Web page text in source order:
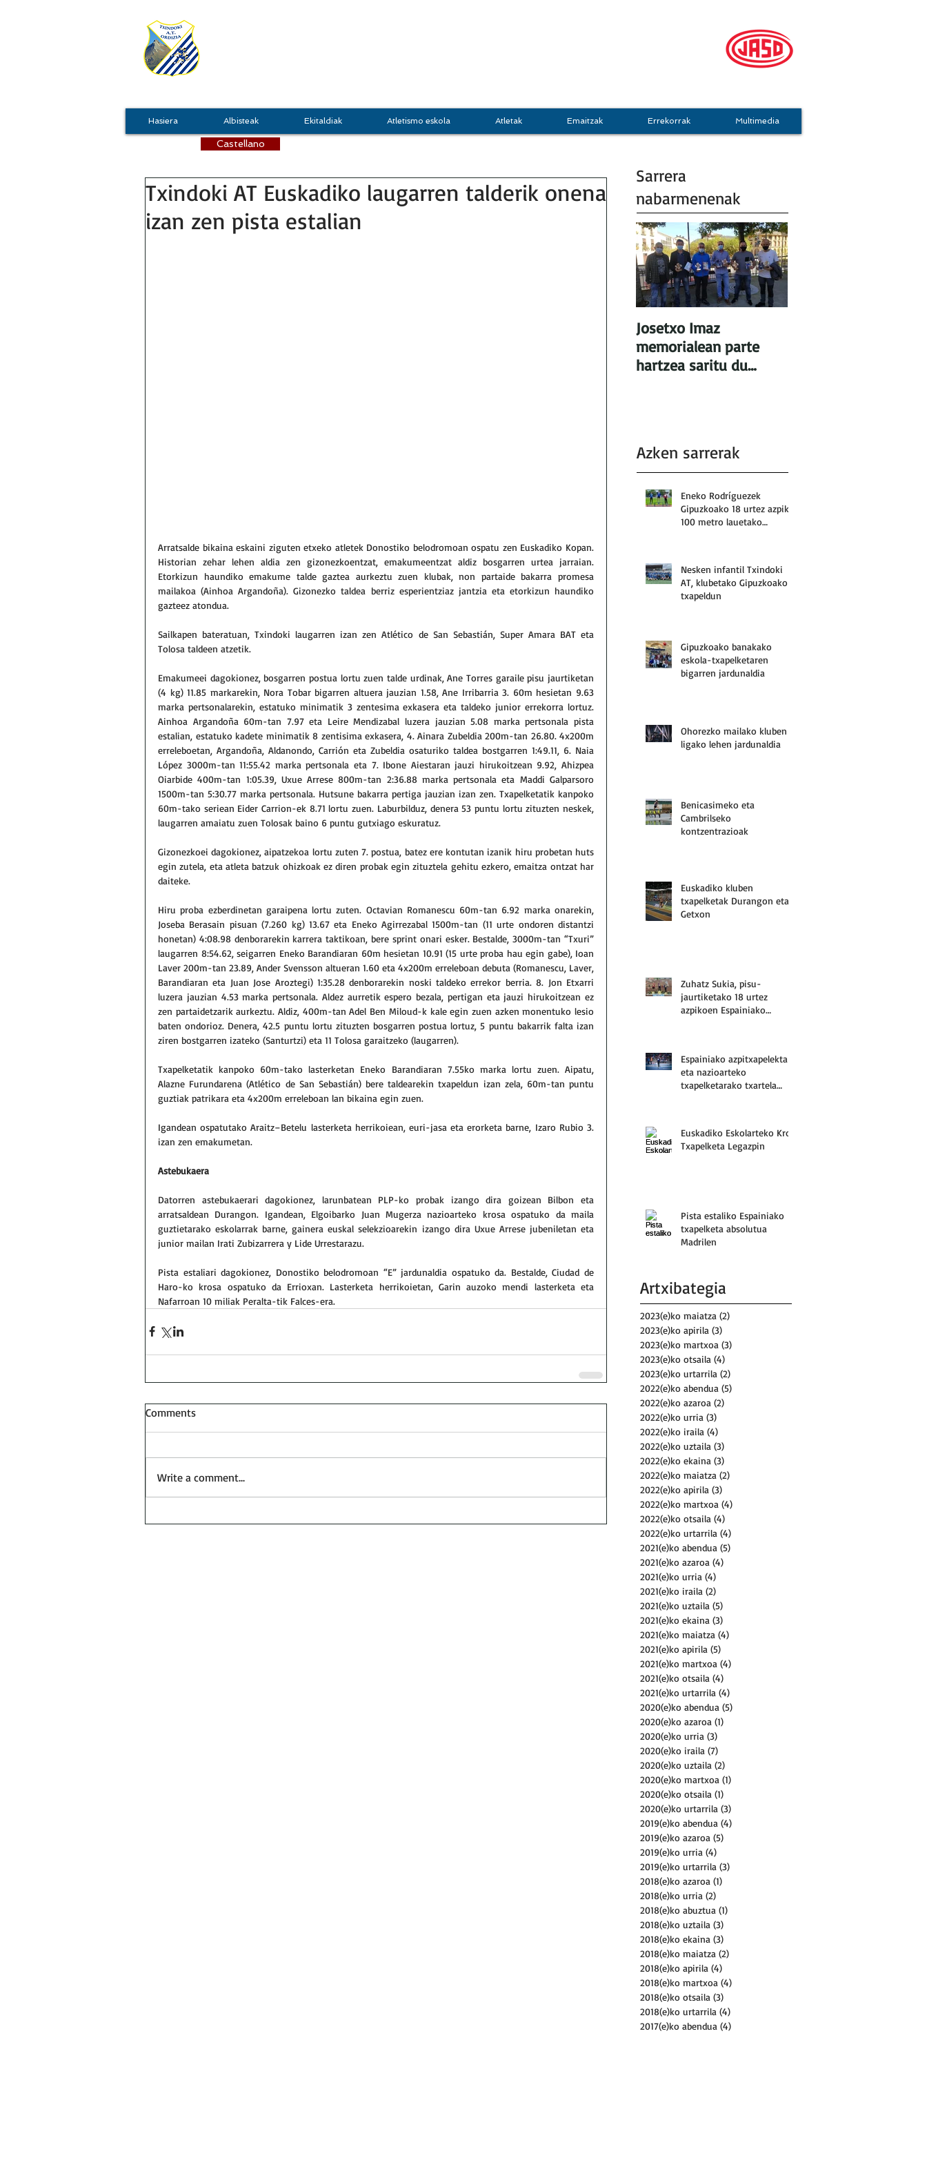
Castellano
Txindoki AT Euskadiko laugarren talderik onena
izan zen pista estalian
Arratsalde bikaina eskaini ziguten etxeko atletek Donostiko belodromoan ospatu zen Euskadiko Kopan.
Historian zehar lehen aldia zen gizonezkoentzat, emakumeentzat aldiz bosgarren urtea jarraian.
Etorkizun haundiko emakume talde gaztea aurkeztu zuen klubak, non partaide bakarra promesa
mailakoa (Ainhoa Argandoña). Gizonezko taldea berriz esperientziaz jantzia eta etorkizun haundiko
gazteez atondua.
Sailkapen bateratuan, Txindoki laugarren izan zen Atlético de San Sebastián, Super Amara BAT eta
Tolosa taldeen atzetik.
Emakumeei dagokionez, bosgarren postua lortu zuen talde urdinak, Ane Torres garaile pisu jaurtiketan
(4 kg) 11.85 markarekin, Nora Tobar bigarren altuera jauzian 1.58, Ane Irribarria 3. 60m hesietan 9.63
marka pertsonalarekin, estatuko minimatik 3 zentesima exkasera eta taldeko junior errekorra lortuz.
Ainhoa Argandoña 60m-tan 7.97 eta Leire Mendizabal luzera jauzian 5.08 marka pertsonala pista
estalian, estatuko kadete minimatik 8 zentisima exkasera, 4. Ainara Zubeldia 200m-tan 26.80. 4x200m
erreleboetan, Argandoña, Aldanondo, Carrión eta Zubeldia osaturiko taldea bostgarren 1:49.11, 6. Naia
López 3000m-tan 11:55.42 marka pertsonala eta 7. Ibone Aiestaran jauzi hirukoitzean 9.92, Ahizpea
Oiarbide 400m-tan 1:05.39, Uxue Arrese 800m-tan 2:36.88 marka pertsonala eta Maddi Galparsoro
1500m-tan 5:30.77 marka pertsonala. Hutsune bakarra pertiga jauzian izan zen. Txapelketatik kanpoko
60m-tako seriean Eider Carrion-ek 8.71 lortu zuen. Laburbilduz, denera 53 puntu lortu zituzten neskek,
laugarren amaiatu zuen Tolosak baino 6 puntu gutxiago eskuratuz.
Gizonezkoei dagokionez, aipatzekoa lortu zuten 7. postua, batez ere kontutan izanik hiru probetan huts
egin zutela, eta atleta batzuk ohizkoak ez diren probak egin zituztela gehitu ezkero, emaitza ontzat har
daiteke.
Hiru proba ezberdinetan garaipena lortu zuten. Octavian Romanescu 60m-tan 6.92 marka onarekin,
Joseba Berasain pisuan (7.260 kg) 13.67 eta Eneko Agirrezabal 1500m-tan (11 urte ondoren distantzi
honetan) 4:08.98 denborarekin karrera taktikoan, bere sprint onari esker. Bestalde, 3000m-tan “Txuri”
laugarren 8:54.62, seigarren Eneko Barandiaran 60m hesietan 10.91 (15 urte proba hau egin gabe), Ioan
Laver 200m-tan 23.89, Ander Svensson altueran 1.60 eta 4x200m erreleboan debuta (Romanescu, Laver,
Barandiaran eta Juan Jose Aroztegi) 1:35.28 denborarekin noski taldeko errekor berria. 8. Jon Etxarri
luzera jauzian 4.53 marka pertsonala. Aldez aurretik espero bezala, pertigan eta jauzi hirukoitzean ez
zen partaidetzarik aurkeztu. Aldiz, 400m-tan Adel Ben Miloud-k kale egin zuen azken monentuko lesio
baten ondorioz. Denera, 42.5 puntu lortu zituzten bosgarren postua lortuz, 5 puntu bakarrik falta izan
ziren bostgarren izateko (Santurtzi) eta 11 Tolosa garaitzeko (laugarren).
Txapelketatik kanpoko 60m-tako lasterketan Eneko Barandiaran 7.55ko marka lortu zuen. Aipatu,
Alazne Furundarena (Atlético de San Sebastián) bere taldearekin txapeldun izan zela, 60m-tan puntu
guztiak patrikara eta 4x200m erreleboan lan bikaina egin zuen.
Igandean ospatutako Araitz–Betelu lasterketa herrikoiean, euri-jasa eta erorketa barne, Izaro Rubio 3.
izan zen emakumetan.
Astebukaera
Datorren astebukaerari dagokionez, larunbatean PLP-ko probak izango dira goizean Bilbon eta
arratsaldean Durangon. Igandean, Elgoibarko Juan Mugerza nazioarteko krosa ospatuko da maila
guztietarako eskolarrak barne, gainera euskal selekzioarekin izango dira Uxue Arrese jubeniletan eta
junior mailan Irati Zubizarrera y Lide Urrestarazu.
Pista estaliari dagokionez, Donostiko belodromoan “E” jardunaldia ospatuko da. Bestalde, Ciudad de
Haro-ko krosa ospatuko da Errioxan. Lasterketa herrikoietan, Garin auzoko mendi lasterketa eta
Nafarroan 10 miliak Peralta-tik Falces-era.
Comments
Write a comment...
Sarrera
nabarmenenak
Josetxo Imaz
memorialean parte
hartzea saritu du
Azken sarrerak
Eneko Rodríguezek
Gipuzkoako 18 urtez azpiko
100 metro lauetako
Nesken infantil Txindoki
AT, klubetako Gipuzkoako
txapeldun
Gipuzkoako banakako
eskola-txapelketaren
bigarren jardunaldia
Ohorezko mailako kluben
ligako lehen jardunaldia
Benicasimeko eta
Cambrilseko
kontzentrazioak
Euskadiko kluben
txapelketak Durangon eta
Getxon
Zuhatz Sukia, pisu-
jaurtiketako 18 urtez
azpikoen Espainiako
Espainiako azpitxapelekta
eta nazioarteko
txapelketarako txartela
Euskadiko Eskolarteko Kros
Txapelketa Legazpin
Pista estaliko Espainiako
txapelketa absolutua
Madrilen
Artxibategia
2023(e)ko maiatza (2)
2023(e)ko apirila (3)
2023(e)ko martxoa (3)
2023(e)ko otsaila (4)
2023(e)ko urtarrila (2)
2022(e)ko abendua (5)
2022(e)ko azaroa (2)
2022(e)ko urria (3)
2022(e)ko iraila (4)
2022(e)ko uztaila (3)
2022(e)ko ekaina (3)
2022(e)ko maiatza (2)
2022(e)ko apirila (3)
2022(e)ko martxoa (4)
2022(e)ko otsaila (4)
2022(e)ko urtarrila (4)
2021(e)ko abendua (5)
2021(e)ko azaroa (4)
2021(e)ko urria (4)
2021(e)ko iraila (2)
2021(e)ko uztaila (5)
2021(e)ko ekaina (3)
2021(e)ko maiatza (4)
2021(e)ko apirila (5)
2021(e)ko martxoa (4)
2021(e)ko otsaila (4)
2021(e)ko urtarrila (4)
2020(e)ko abendua (5)
2020(e)ko azaroa (1)
2020(e)ko urria (3)
2020(e)ko iraila (7)
2020(e)ko uztaila (2)
2020(e)ko martxoa (1)
2020(e)ko otsaila (1)
2020(e)ko urtarrila (3)
2019(e)ko abendua (4)
2019(e)ko azaroa (5)
2019(e)ko urria (4)
2019(e)ko urtarrila (3)
2018(e)ko azaroa (1)
2018(e)ko urria (2)
2018(e)ko abuztua (1)
2018(e)ko uztaila (3)
2018(e)ko ekaina (3)
2018(e)ko maiatza (2)
2018(e)ko apirila (4)
2018(e)ko martxoa (4)
2018(e)ko otsaila (3)
2018(e)ko urtarrila (4)
2017(e)ko abendua (4)
Hasiera Albisteak Ekitaldiak Atletismo eskola Atletak Emaitzak Errekorrak Multimedia